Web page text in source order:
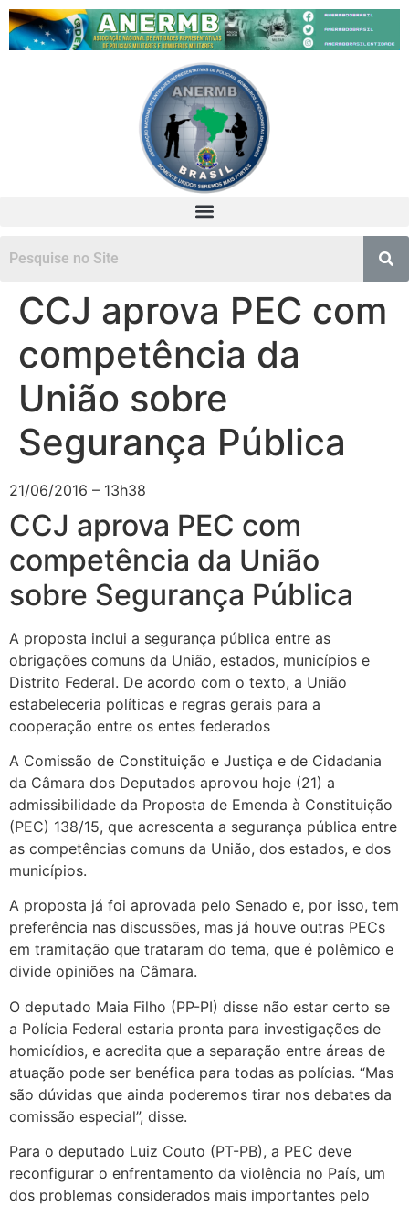
CCJ aprova PEC com
competência da
União sobre
Segurança Pública
21/06/2016 – 13h38
CCJ aprova PEC com
competência da União
sobre Segurança Pública
A proposta inclui a segurança pública entre as
obrigações comuns da União, estados, municípios e
Distrito Federal. De acordo com o texto, a União
estabeleceria políticas e regras gerais para a
cooperação entre os entes federados
A Comissão de Constituição e Justiça e de Cidadania
da Câmara dos Deputados aprovou hoje (21) a
admissibilidade da Proposta de Emenda à Constituição
(PEC) 138/15, que acrescenta a segurança pública entre
as competências comuns da União, dos estados, e dos
municípios.
A proposta já foi aprovada pelo Senado e, por isso, tem
preferência nas discussões, mas já houve outras PECs
em tramitação que trataram do tema, que é polêmico e
divide opiniões na Câmara.
O deputado Maia Filho (PP-PI) disse não estar certo se
a Polícia Federal estaria pronta para investigações de
homicídios, e acredita que a separação entre áreas de
atuação pode ser benéfica para todas as polícias. “Mas
são dúvidas que ainda poderemos tirar nos debates da
comissão especial”, disse.
Para o deputado Luiz Couto (PT-PB), a PEC deve
reconfigurar o enfrentamento da violência no País, um
dos problemas considerados mais importantes pelo